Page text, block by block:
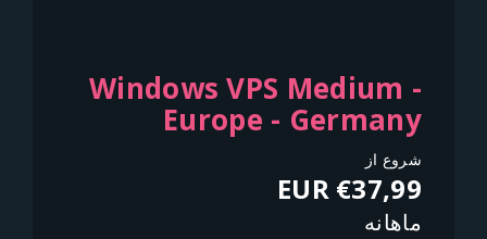
Windows VPS Medium -
Europe - Germany
شروع از
€37,99 EUR
ماهانه